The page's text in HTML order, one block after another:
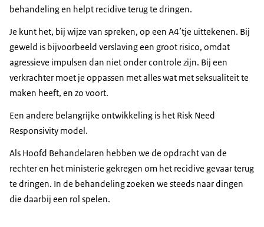
behandeling en helpt recidive terug te dringen.
Je kunt het, bij wijze van spreken, op een A4’tje uittekenen. Bij
geweld is bijvoorbeeld verslaving een groot risico, omdat
agressieve impulsen dan niet onder controle zijn. Bij een
verkrachter moet je oppassen met alles wat met seksualiteit te
maken heeft, en zo voort.
Een andere belangrijke ontwikkeling is het Risk Need
Responsivity model.
Als Hoofd Behandelaren hebben we de opdracht van de
rechter en het ministerie gekregen om het recidive gevaar terug
te dringen. In de behandeling zoeken we steeds naar dingen
die daarbij een rol spelen.